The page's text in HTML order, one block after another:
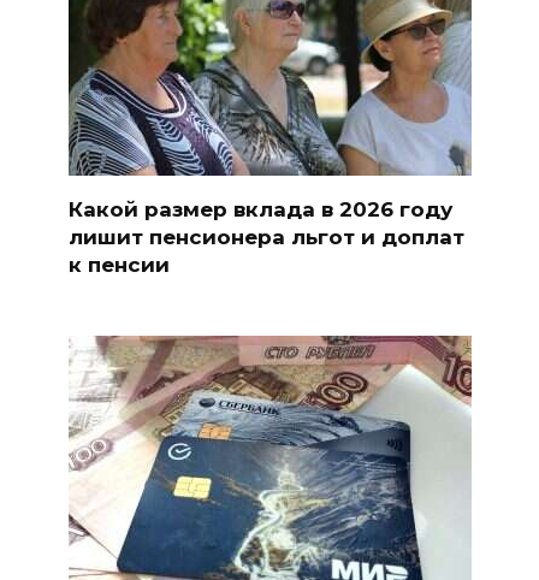
Какой размер вклада в 2026 году
лишит пенсионера льгот и доплат
к пенсии